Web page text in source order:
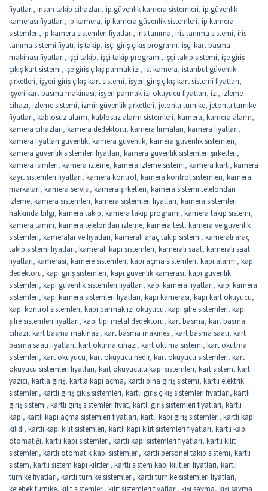
fiyatları, insan takip cihazları, ip güvenlik kamera sistemleri, ip güvenlik
kamerası fiyatları, ip kamera, ip kamera güvenlik sistemleri, ip kamera
sistemleri, ip kamera sistemleri fiyatları, iris tanıma, iris tanıma sistemi, iris
tanıma sistemi fiyatı, iş takip, işçi giriş çıkış programı, işçi kart basma
makinası fiyatları, işçi takip, işçi takip programı, işçi takip sistemi, işe giriş
çıkış kart sistemi, işe giriş çıkış parmak izi, ist kamera, istanbul güvenlik
şirketleri, işyeri giriş çıkış kart sistemi, işyeri giriş çıkış kart sistemi fiyatları,
işyeri kart basma makinası, işyeri parmak izi okuyucu fiyatları, izi, izleme
cihazı, izleme sistemi, izmir güvenlik şirketleri, jetonlu turnike, jetonlu turnike
fiyatları, kablosuz alarm, kablosuz alarm sistemleri, kamera, kamera alarm,
kamera cihazları, kamera dedektörü, kamera firmaları, kamera fiyatları,
kamera fiyatları güvenlik, kamera güvenlik, kamera güvenlik sistemleri,
kamera güvenlik sistemleri fiyatları, kamera güvenlik sistemleri şirketleri,
kamera isimleri, kamera izleme, kamera izleme sistemi, kamera kartı, kamera
kayıt sistemleri fiyatları, kamera kontrol, kamera kontrol sistemleri, kamera
markaları, kamera servisi, kamera şirketleri, kamera sistemi telefondan
izleme, kamera sistemleri, kamera sistemleri fiyatları, kamera sistemleri
hakkında bilgi, kamera takip, kamera takip programı, kamera takip sistemi,
kamera tamiri, kamera telefondan izleme, kamera test, kamera ve güvenlik
sistemleri, kameralar ve fiyatları, kameralı araç takip sistemi, kameralı araç
takip sistemi fiyatları, kameralı kapı sistemleri, kameralı saat, kameralı saat
fiyatları, kamerası, kamere sistemleri, kapı açma sistemleri, kapı alarmı, kapı
dedektörü, kapı giriş sistemleri, kapı güvenlik kamerası, kapı güvenlik
sistemleri, kapı güvenlik sistemleri fiyatları, kapı kamera fiyatları, kapı kamera
sistemleri, kapı kamera sistemleri fiyatları, kapı kamerası, kapı kart okuyucu,
kapı kontrol sistemleri, kapı parmak izi okuyucu, kapı şifre sistemleri, kapı
şifre sistemleri fiyatları, kapı tipi metal dedektörü, kart basma, kart basma
cihazı, kart basma makinası, kart basma makinesi, kart basma saati, kart
basma saati fiyatları, kart okuma cihazı, kart okuma sistemi, kart okutma
sistemleri, kart okuyucu, kart okuyucu nedir, kart okuyucu sistemleri, kart
okuyucu sistemleri fiyatları, kart okuyuculu kapı sistemleri, kart sistem, kart
yazıcı, kartla giriş, kartla kapı açma, kartlı bina giriş sistemi, kartlı elektrik
sistemleri, kartlı giriş çıkış sistemleri, kartlı giriş çıkış sistemleri fiyatları, kartlı
giriş sistemi, kartlı giriş sistemleri fiyat, kartlı giriş sistemleri fiyatları, kartlı
kapı, kartlı kapı açma sistemleri fiyatları, kartlı kapı giriş sistemleri, kartlı kapı
kilidi, kartlı kapı kilit sistemleri, kartlı kapı kilit sistemleri fiyatları, kartlı kapı
otomatiği, kartlı kapı sistemleri, kartlı kapı sistemleri fiyatları, kartlı kilit
sistemleri, kartlı otomatik kapı sistemleri, kartlı personel takip sistemi, kartlı
sistem, kartlı sistem kapı kilitleri, kartlı sistem kapı kilitleri fiyatları, kartlı
turnike fiyatları, kartlı turnike sistemleri, kartlı turnike sistemleri fiyatları,
kelebek turnike, kilit sistemleri, kilit sistemleri fiyatları, kişi sayma, kişi sayma